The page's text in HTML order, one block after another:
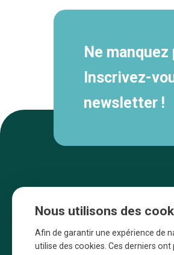
Ne
Inscrivez-
newsletter !
Nous utilisons des
Afin de garantir une expérience de
utilise des cookies. Ces derniers